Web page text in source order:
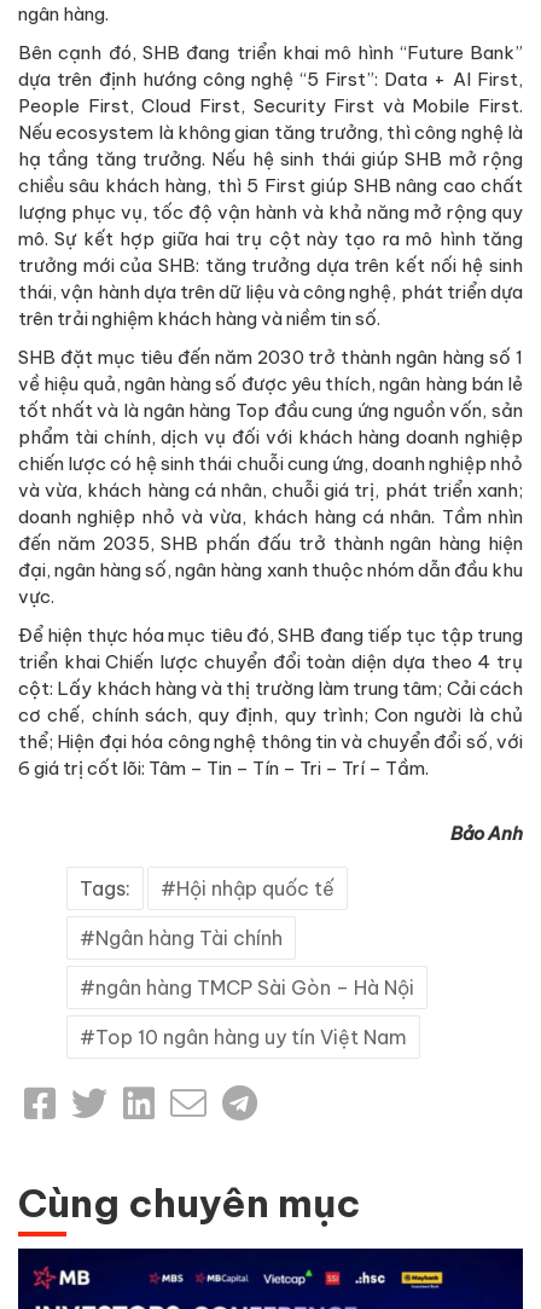
ngân hàng.
Bên cạnh đó, SHB đang triển khai mô hình “Future Bank”
dựa trên định hướng công nghệ “5 First”: Data + AI First,
People First, Cloud First, Security First và Mobile First.
Nếu ecosystem là không gian tăng trưởng, thì công nghệ là
hạ tầng tăng trưởng. Nếu hệ sinh thái giúp SHB mở rộng
chiều sâu khách hàng, thì 5 First giúp SHB nâng cao chất
lượng phục vụ, tốc độ vận hành và khả năng mở rộng quy
mô. Sự kết hợp giữa hai trụ cột này tạo ra mô hình tăng
trưởng mới của SHB: tăng trưởng dựa trên kết nối hệ sinh
thái, vận hành dựa trên dữ liệu và công nghệ, phát triển dựa
trên trải nghiệm khách hàng và niềm tin số.
SHB đặt mục tiêu đến năm 2030 trở thành ngân hàng số 1
về hiệu quả, ngân hàng số được yêu thích, ngân hàng bán lẻ
tốt nhất và là ngân hàng Top đầu cung ứng nguồn vốn, sản
phẩm tài chính, dịch vụ đối với khách hàng doanh nghiệp
chiến lược có hệ sinh thái chuỗi cung ứng, doanh nghiệp nhỏ
và vừa, khách hàng cá nhân, chuỗi giá trị, phát triển xanh;
doanh nghiệp nhỏ và vừa, khách hàng cá nhân. Tầm nhìn
đến năm 2035, SHB phấn đấu trở thành ngân hàng hiện
đại, ngân hàng số, ngân hàng xanh thuộc nhóm dẫn đầu khu
vực.
Để hiện thực hóa mục tiêu đó, SHB đang tiếp tục tập trung
triển khai Chiến lược chuyển đổi toàn diện dựa theo 4 trụ
cột: Lấy khách hàng và thị trường làm trung tâm; Cải cách
cơ chế, chính sách, quy định, quy trình; Con người là chủ
thể; Hiện đại hóa công nghệ thông tin và chuyển đổi số, với
6 giá trị cốt lõi: Tâm – Tin – Tín – Tri – Trí – Tầm.
Bảo Anh
Tags: Hội nhập quốc tế
Ngân hàng Tài chính
ngân hàng TMCP Sài Gòn – Hà Nội
Top 10 ngân hàng uy tín Việt Nam
Cùng chuyên mục